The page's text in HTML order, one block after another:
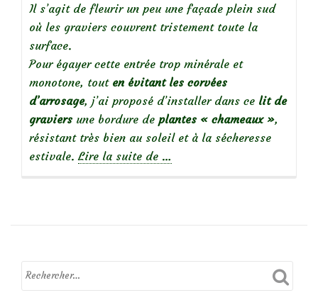
Il s’agit de fleurir un peu une façade plein sud
où les graviers couvrent tristement toute la
surface.
Pour égayer cette entrée trop minérale et
monotone, tout en évitant les corvées
d’arrosage, j’ai proposé d’installer dans ce lit de
graviers une bordure de plantes « chameaux »,
résistant très bien au soleil et à la sécheresse
estivale. Lire la suite de
Jardin
:
…